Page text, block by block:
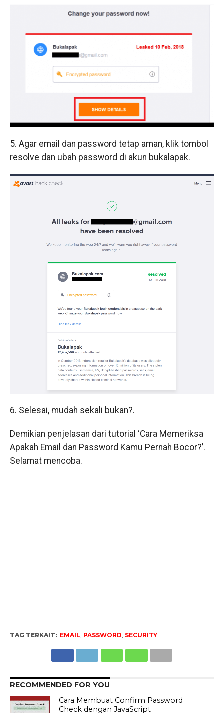
5. Agar email dan password tetap aman, klik tombol
resolve dan ubah password di akun bukalapak.
6. Selesai, mudah sekali bukan?.
Demikian penjelasan dari tutorial ‘Cara Memeriksa
Apakah Email dan Password Kamu Pernah Bocor?’.
Selamat mencoba.
TAG TERKAIT: EMAIL PASSWORD SECURITY
RECOMMENDED FOR YOU
Cara Membuat Confirm Password
Check dengan JavaScript